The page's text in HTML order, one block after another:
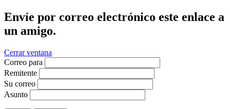
Envíe por correo electrónico este enlace a
un amigo.
Cerrar ventana
Correo para
Remitente
Su correo
Asunto